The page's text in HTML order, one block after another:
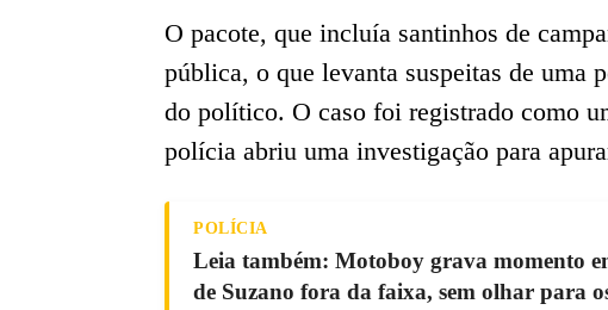
O pacote, que incluía santinhos de
pública, o que levanta suspeitas de uma
do político. O caso foi registrado como
polícia abriu uma investigação para
POLÍCIA
Leia também: Motoboy grava momento
de Suzano fora da faixa, sem olhar para